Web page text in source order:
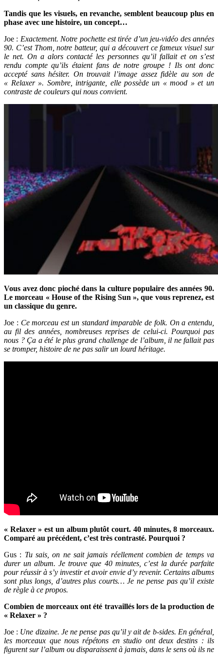
Tandis que les visuels, en revanche, semblent beaucoup plus en
phase avec une histoire, un concept…
Joe : Exactement. Notre pochette est tirée d’un jeu-vidéo des années
90. C’est Thom, notre batteur, qui a découvert ce fameux visuel sur
le net. On a alors contacté les personnes qu’il fallait et on s’est
rendu compte qu’ils étaient fans de notre groupe ! Ils ont donc
accepté sans hésiter. On trouvait l’image assez fidèle au son de
« Relaxer ». Sombre, intrigante, elle possède un « mood » et un
contraste de couleurs qui nous convient.
Vous avez donc pioché dans la culture populaire des années 90.
Le morceau « House of the Rising Sun », que vous reprenez, est
un classique du genre.
Joe : Ce morceau est un standard imparable de folk. On a entendu,
au fil des années, nombreuses reprises de celui-ci. Pourquoi pas
nous ? Ça a été le plus grand challenge de l’album, il ne fallait pas
se tromper, histoire de ne pas salir un lourd héritage.
« Relaxer » est un album plutôt court. 40 minutes, 8 morceaux.
Comparé au précédent, c’est très contrasté. Pourquoi ?
Gus : Tu sais, on ne sait jamais réellement combien de temps va
durer un album. Je trouve que 40 minutes, c’est la durée parfaite
pour réussir à s’y investir et avoir envie d’y revenir. Certains albums
sont plus longs, d’autres plus courts… Je ne pense pas qu’il existe
de règle à ce propos.
Combien de morceaux ont été travaillés lors de la production de
« Relaxer » ?
Joe : Une dizaine. Je ne pense pas qu’il y ait de b-sides. En général,
les morceaux que nous répétons en studio ont deux destins : ils
figurent sur l’album ou disparaissent à jamais, dans le sens où ils ne